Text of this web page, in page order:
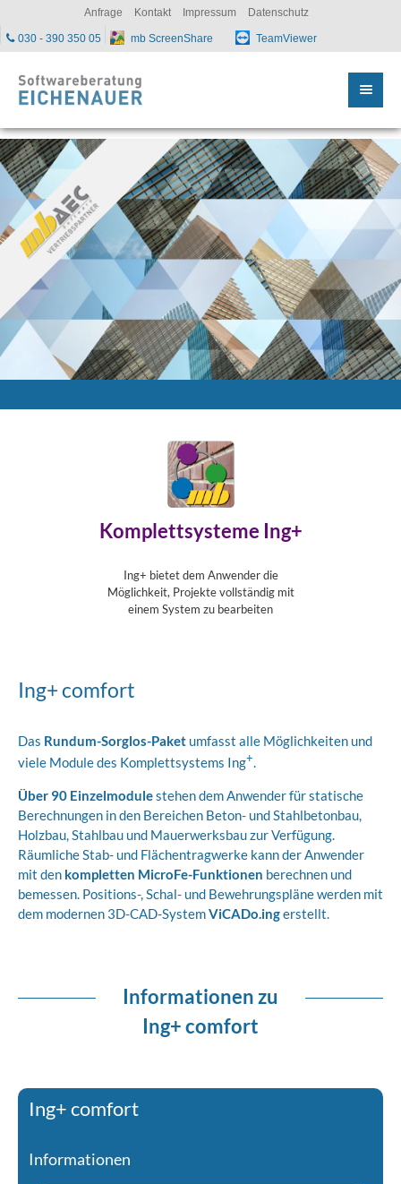
Komplettsysteme Ing+
Ing+ bietet dem Anwender die
Möglichkeit, Projekte vollständig mit
einem System zu bearbeiten
Ing+ comfort
Das Rundum-Sorglos-Paket umfasst alle Möglichkeiten und
viele Module des Komplettsystems Ing+.
Über 90 Einzelmodulestehen dem Anwender für statische
Berechnungen in den Bereichen Beton- und Stahlbetonbau,
Holzbau, Stahlbau und Mauerwerksbau zur Verfügung.
Räumliche Stab- und Flächentragwerke kann der Anwender
mit den kompletten MicroFe-Funktionen berechnen und
bemessen. Positions-, Schal- und Bewehrungspläne werden mit
dem modernen 3D-CAD-SystemViCADo.ingerstellt.
Informationen zu
Ing+ comfort
Ing+ comfort
Informationen
Anfrage Kontakt Impressum Datenschutz
030 - 390 350 05 mb ScreenShare TeamViewer